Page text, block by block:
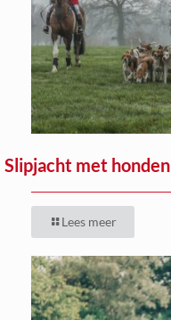
Slipjacht met honden
Lees meer